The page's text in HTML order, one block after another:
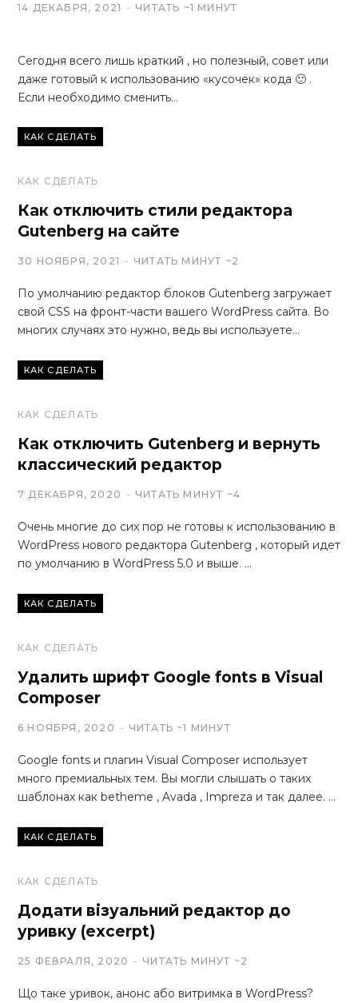
14 ДЕКАБРЯ, 2021 ЧИТАТЬ ~1 МИНУТ
Сегодня всего лишь краткий , но полезный, совет или
даже готовый к использованию «кусочек» кода 🙂 .
Если необходимо сменить…
Читать...
КАК СДЕЛАТЬ
КАК СДЕЛАТЬ
Как отключить стили редактора
Gutenberg на сайте
30 НОЯБРЯ, 2021 ЧИТАТЬ МИНУТ ~2
По умолчанию редактор блоков Gutenberg загружает
свой CSS на фронт-части вашего WordPress сайта. Во
многих случаях это нужно, ведь вы используете…
КАК СДЕЛАТЬ
КАК СДЕЛАТЬ
Как отключить Gutenberg и вернуть
классический редактор
7 ДЕКАБРЯ, 2020 ЧИТАТЬ МИНУТ ~4
Очень многие до сих пор не готовы к использованию в
WordPress нового редактора Gutenberg , который идет
по умолчанию в WordPress 5.0 и выше. …
КАК СДЕЛАТЬ
КАК СДЕЛАТЬ
Удалить шрифт Google fonts в Visual
Composer
6 НОЯБРЯ, 2020 ЧИТАТЬ ~1 МИНУТ
Google fonts и плагин Visual Composer использует
много премиальных тем. Вы могли слышать о таких
шаблонах как betheme , Avada , Impreza и так далее. …
КАК СДЕЛАТЬ
КАК СДЕЛАТЬ
Додати візуальний редактор до
уривку (excerpt)
25 ФЕВРАЛЯ, 2020 ЧИТАТЬ МИНУТ ~2
Що таке уривок, анонс або витримка в WordPress?